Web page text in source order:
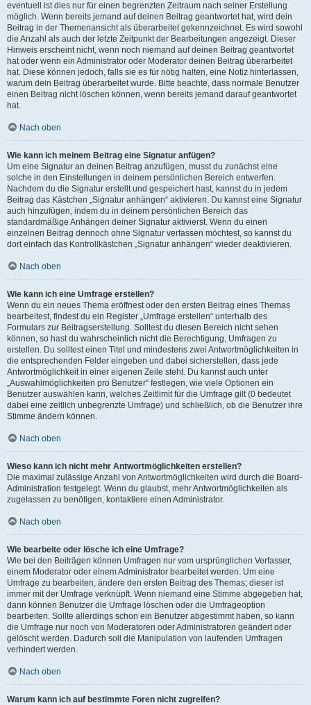
eventuell ist dies nur für einen begrenzten Zeitraum nach seiner Erstellung
möglich. Wenn bereits jemand auf deinen Beitrag geantwortet hat, wird dein
Beitrag in der Themenansicht als überarbeitet gekennzeichnet. Es wird sowohl
die Anzahl als auch der letzte Zeitpunkt der Bearbeitungen angezeigt. Dieser
Hinweis erscheint nicht, wenn noch niemand auf deinen Beitrag geantwortet
hat oder wenn ein Administrator oder Moderator deinen Beitrag überarbeitet
hat. Diese können jedoch, falls sie es für nötig halten, eine Notiz hinterlassen,
warum dein Beitrag überarbeitet wurde. Bitte beachte, dass normale Benutzer
einen Beitrag nicht löschen können, wenn bereits jemand darauf geantwortet
hat.
Nach oben
Wie kann ich meinem Beitrag eine Signatur anfügen?
Um eine Signatur an deinen Beitrag anzufügen, musst du zunächst eine
solche in den Einstellungen in deinem persönlichen Bereich entwerfen.
Nachdem du die Signatur erstellt und gespeichert hast, kannst du in jedem
Beitrag das Kästchen „Signatur anhängen“ aktivieren. Du kannst eine Signatur
auch hinzufügen, indem du in deinem persönlichen Bereich das
standardmäßige Anhängen deiner Signatur aktivierst. Wenn du einen
einzelnen Beitrag dennoch ohne Signatur verfassen möchtest, so kannst du
dort einfach das Kontrollkästchen „Signatur anhängen“ wieder deaktivieren.
Nach oben
Wie kann ich eine Umfrage erstellen?
Wenn du ein neues Thema eröffnest oder den ersten Beitrag eines Themas
bearbeitest, findest du ein Register „Umfrage erstellen“ unterhalb des
Formulars zur Beitragserstellung. Solltest du diesen Bereich nicht sehen
können, so hast du wahrscheinlich nicht die Berechtigung, Umfragen zu
erstellen. Du solltest einen Titel und mindestens zwei Antwortmöglichkeiten in
die entsprechenden Felder eingeben und dabei sicherstellen, dass jede
Antwortmöglichkeit in einer eigenen Zeile steht. Du kannst auch unter
„Auswahlmöglichkeiten pro Benutzer“ festlegen, wie viele Optionen ein
Benutzer auswählen kann, welches Zeitlimit für die Umfrage gilt (0 bedeutet
dabei eine zeitlich unbegrenzte Umfrage) und schließlich, ob die Benutzer ihre
Stimme ändern können.
Nach oben
Wieso kann ich nicht mehr Antwortmöglichkeiten erstellen?
Die maximal zulässige Anzahl von Antwortmöglichkeiten wird durch die Board-
Administration festgelegt. Wenn du glaubst, mehr Antwortmöglichkeiten als
zugelassen zu benötigen, kontaktiere einen Administrator.
Nach oben
Wie bearbeite oder lösche ich eine Umfrage?
Wie bei den Beiträgen können Umfragen nur vom ursprünglichen Verfasser,
einem Moderator oder einem Administrator bearbeitet werden. Um eine
Umfrage zu bearbeiten, ändere den ersten Beitrag des Themas; dieser ist
immer mit der Umfrage verknüpft. Wenn niemand eine Stimme abgegeben hat,
dann können Benutzer die Umfrage löschen oder die Umfrageoption
bearbeiten. Sollte allerdings schon ein Benutzer abgestimmt haben, so kann
die Umfrage nur noch von Moderatoren oder Administratoren geändert oder
gelöscht werden. Dadurch soll die Manipulation von laufenden Umfragen
verhindert werden.
Nach oben
Warum kann ich auf bestimmte Foren nicht zugreifen?